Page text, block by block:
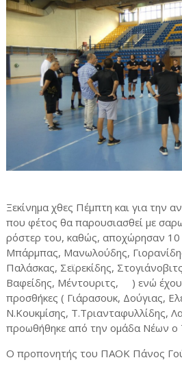
Ξεκίνημα χθες Πέμπτη και για την
που φέτος θα παρουσιασθεί με
ρόστερ του, καθώς, αποχώρησαν 10
Μπάρμπας, Μανωλούδης,
Παλάσκας, Σεϊρεκίδης,
Βαφείδης, Μέντουριτς, ) ενώ
προσθήκες ( Γιάρασουκ, Δούγιας,
Ν.Κουκμίσης, Τ.Τριανταφυλλίδης,
προωθήθηκε από την ομάδα Νέων ο
Ο προπονητής του ΠΑΟΚ Πάνος